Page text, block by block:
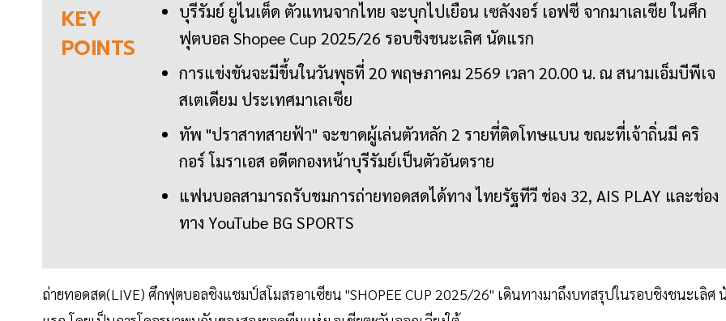
KEY
POINTS
บุรีรัมย์ ยูไนเต็ด ตัวแทนจากไทย จะบุกไปเยือน เซลังงอร์ เอฟซี จากมาเลเซีย ในศึก
ฟุตบอล Shopee Cup 2025/26 รอบชิงชนะเลิศ นัดแรก
การแข่งขันจะมีขึ้นในวันพุธที่ 20 พฤษภาคม 2569 เวลา 20.00 น. ณ สนามเอ็มบีพีเจ
สเตเดียม ประเทศมาเลเซีย
ทัพ "ปราสาทสายฟ้า" จะขาดผู้เล่นตัวหลัก 2 รายที่ติดโทษแบน ขณะที่เจ้าถิ่นมี คริ
กอร์ โมราเอส อดีตกองหน้าบุรีรัมย์เป็นตัวอันตราย
แฟนบอลสามารถรับชมการถ่ายทอดสดได้ทาง ไทยรัฐทีวี ช่อง 32, AIS PLAY และช่อง
ทาง YouTube BG SPORTS
ถ่ายทอดสด(LIVE) ศึกฟุตบอลชิงแชมป์สโมสรอาเซียน "SHOPEE CUP 2025/26" เดินทางมาถึงบทสรุปในรอบชิงชนะเลิศ